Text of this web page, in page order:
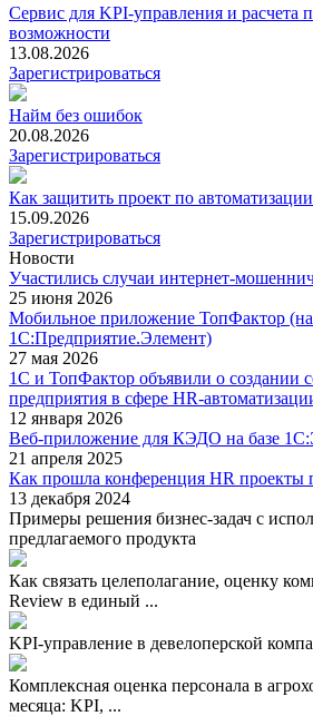
Сервис для KPI-управления и расчета
возможности
13.08.2026
Зарегистрироваться
Найм без ошибок
20.08.2026
Зарегистрироваться
Как защитить проект по
15.09.2026
Зарегистрироваться
Новости
Участились случаи интернет-
25 июня 2026
Мобильное приложение ТопФактор (на
1С:Предприятие.Элемент)
27 мая 2026
1С и ТопФактор объявили о создании
предприятия в сфере HR-
12 января 2026
Веб-приложение для КЭДО на базе
21 апреля 2025
Как прошла конференция HR проекты
13 декабря 2024
Примеры решения бизнес-задач с
предлагаемого продукта
Как связать целеполагание, оценку
Review в единый ...
KPI-управление в девелоперской
Комплексная оценка персонала в
месяца: KPI, ...